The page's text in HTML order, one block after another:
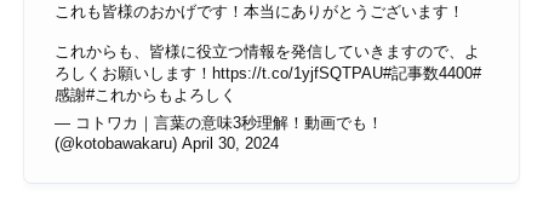
これも皆様のおかげです！本当にありがとうございます！
これからも、皆様に役立つ情報を発信していきますので、よ
ろしくお願いします！ https://t.co/1yjfSQTPAU#記事数4400#
感謝#これからもよろしく
— コトワカ｜言葉の意味3秒理解！動画でも！
(@kotobawakaru) April 30, 2024